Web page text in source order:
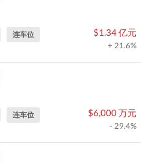
连车位 $1.34 亿元
+ 21.6%
连车位 $6,000 万元
- 29.4%